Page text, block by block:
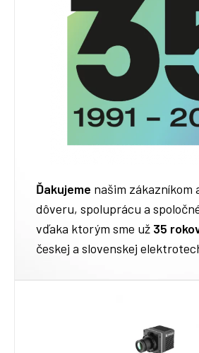
Ďakujeme našim zákazníkom
dôveru, spoluprácu a
vďaka ktorým sme už 35
českej a slovenskej